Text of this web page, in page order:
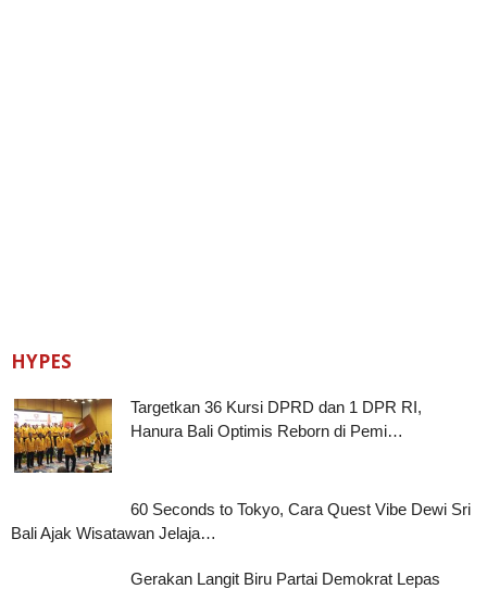
HYPES
Targetkan 36 Kursi DPRD dan 1 DPR RI,
Hanura Bali Optimis Reborn di Pemi…
60 Seconds to Tokyo, Cara Quest Vibe Dewi Sri
Bali Ajak Wisatawan Jelaja…
Gerakan Langit Biru Partai Demokrat Lepas